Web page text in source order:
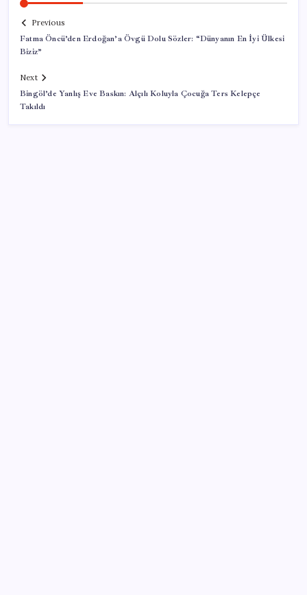
Previous
Fatma Öncü’den Erdoğan’a Övgü Dolu Sözler: “Dünyanın En İyi Ülkesi
Biziz”
Next
Bingöl’de Yanlış Eve Baskın: Alçılı Koluyla Çocuğa Ters Kelepçe
Takıldı